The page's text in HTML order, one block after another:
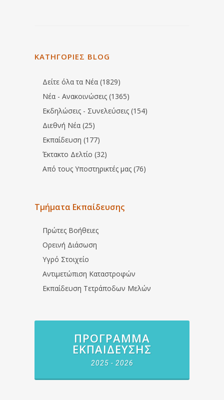
ΚΑΤΗΓΟΡΙΕΣ BLOG
Δείτε όλα τα Νέα (1829)
Νέα - Ανακοινώσεις (1365)
Εκδηλώσεις - Συνελεύσεις (154)
Διεθνή Νέα (25)
Εκπαίδευση (177)
Έκτακτο Δελτίο (32)
Από τους Υποστηρικτές μας (76)
Τμήματα Εκπαίδευσης
Πρώτες Βοήθειες
Ορεινή Διάσωση
Υγρό Στοιχείο
Αντιμετώπιση Καταστροφών
Εκπαίδευση Τετράποδων Μελών
ΠΡΌΓΡΑΜΜΑ
ΕΚΠΑΊΔΕΥΣΗΣ
2025 - 2026